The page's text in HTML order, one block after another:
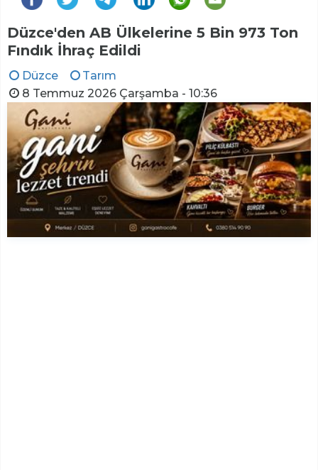
Düzce'den AB Ülkelerine 5 Bin 973 Ton
Fındık İhraç Edildi
Düzce
Tarım
8 Temmuz 2026 Çarşamba - 10:36